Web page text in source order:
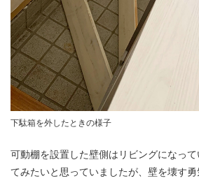
下駄箱を外したときの様子
可動棚を設置した壁側はリビングになっ
てみたいと思っていましたが、壁を壊す勇